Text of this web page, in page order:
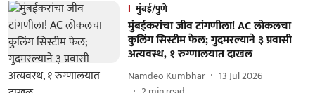
मुंबई/पुणे
मुंबईकरांचा जीव टांगणीला! AC लोकलचा
कुलिंग सिस्टीम फेल; गुदमरल्याने ३ प्रवासी
अत्यवस्थ, १ रुग्णालयात दाखल
Namdeo Kumbhar
13 Jul 2026